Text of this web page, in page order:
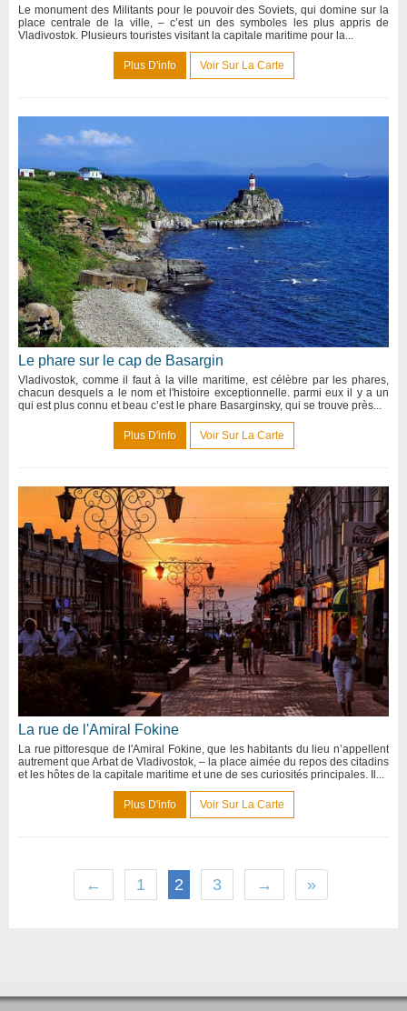
Le monument des Militants pour le pouvoir des Soviets, qui domine sur la
place centrale de la ville, – c’est un des symboles les plus appris de
Vladivostok. Plusieurs touristes visitant la capitale maritime pour la...
Plus D'info Voir Sur La Carte
Le phare sur le cap de Basargin
Vladivostok, comme il faut à la ville maritime, est célèbre par les phares,
chacun desquels a le nom et l'histoire exceptionnelle. parmi eux il y a un
qui est plus connu et beau c’est le phare Basarginsky, qui se trouve près...
Plus D'info Voir Sur La Carte
La rue de l'Amiral Fokine
La rue pittoresque de l'Amiral Fokine, que les habitants du lieu n’appellent
autrement que Arbat de Vladivostok, – la place aimée du repos des citadins
et les hôtes de la capitale maritime et une de ses curiosités principales. Il...
Plus D'info Voir Sur La Carte
← 1 2 3 → »